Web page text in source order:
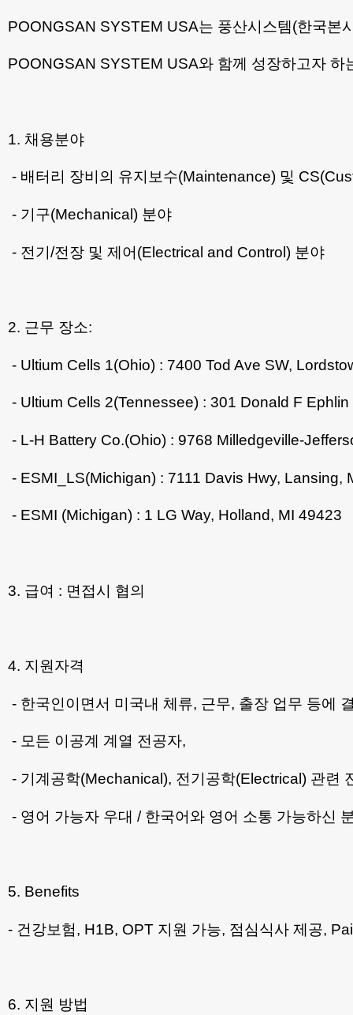
POONGSAN SYSTEM USA는 풍산시스템(한국본
POONGSAN SYSTEM USA와 함께 성장하고자 하
1. 채용분야
- 배터리 장비의 유지보수(Maintenance) 및
- 기구(Mechanical) 분야
- 전기/전장 및 제어(Electrical and Control) 분야
2. 근무 장소:
- Ultium Cells 1(Ohio) : 7400 Tod Ave SW,
- Ultium Cells 2(Tennessee) : 301 Donald F
- L-H Battery Co.(Ohio) : 9768 Milledgeville-
- ESMI_LS(Michigan) : 7111 Davis Hwy, Lansing,
- ESMI (Michigan) : 1 LG Way, Holland, MI 49423
3. 급여 : 면접시 협의
4. 지원자격
- 한국인이면서 미국내 체류, 근무, 출장 업무 등에
- 모든 이공계 계열 전공자,
- 기계공학(Mechanical), 전기공학(Electrical) 관련
- 영어 가능자 우대 / 한국어와 영어 소통 가능하신
5. Benefits
- 건강보험, H1B, OPT 지원 가능, 점심식사 제공,
6. 지원 방법